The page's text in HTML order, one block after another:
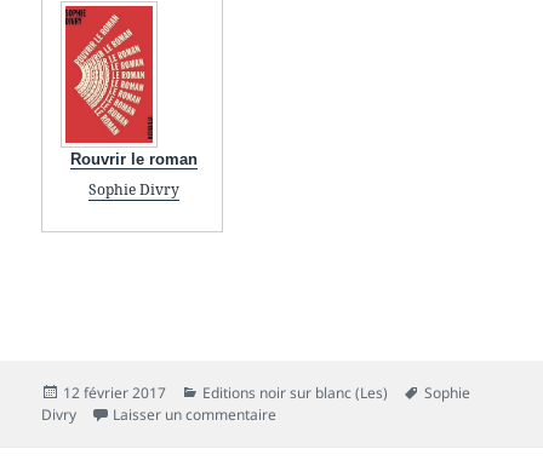
Rouvrir le roman
Sophie Divry
Publié
le
12 février 2017 Catégories
Editions noir sur blanc (Les)
Mots-
Sophie
Divry
Laisser un commentaire